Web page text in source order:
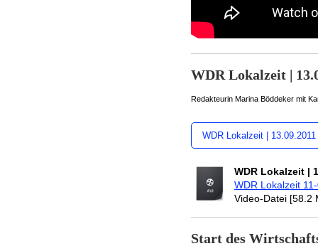
WDR Lokalzeit |
Redakteurin Marina Böddeker mit
WDR Lokalzeit | 13.09.2011
WDR Lokalzeit |
WDR Lokalzeit
Video-Datei [58.2
Start des